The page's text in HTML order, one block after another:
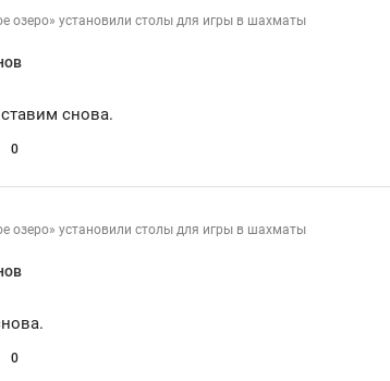
озеро» установили столы для игры в шахматы
снова.
0
озеро» установили столы для игры в шахматы
0